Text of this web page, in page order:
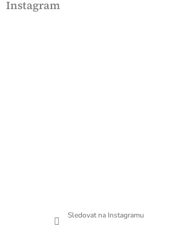
Instagram
Sledovat na Instagramu